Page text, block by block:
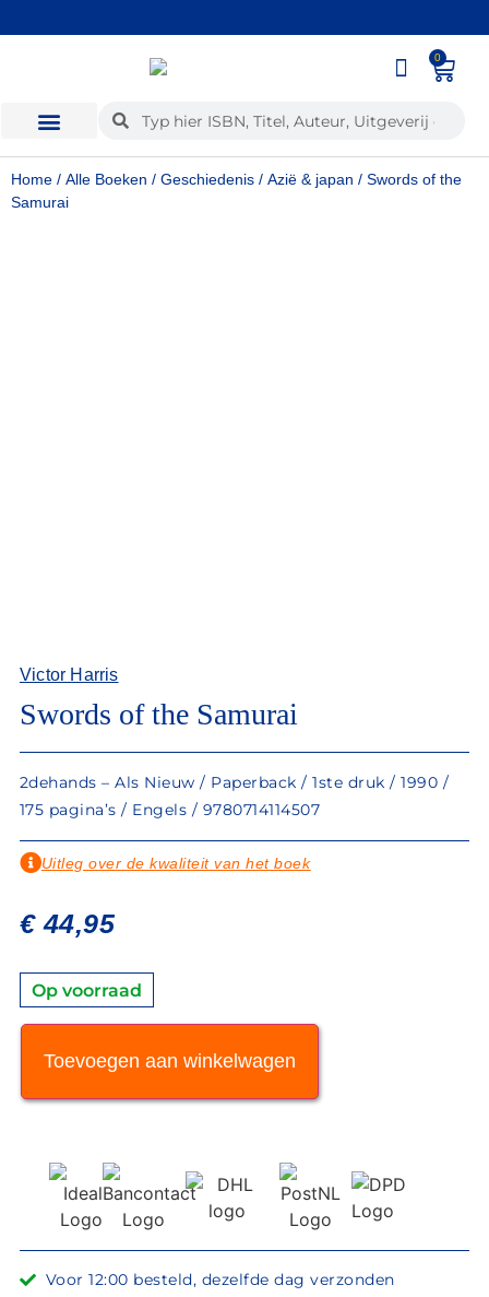
Wij kopen ook uw boeken in! 0
Home / Alle Boeken / Geschiedenis / Azië & japan / Swords of the
Samurai
Victor Harris
Swords of the Samurai
2dehands – Als Nieuw / Paperback / 1ste druk / 1990 /
175 pagina’s / Engels / 9780714114507
Uitleg over de kwaliteit van het boek
€44,95
Op voorraad
Toevoegen aan winkelwagen
Voor 12:00 besteld, dezelfde dag verzonden